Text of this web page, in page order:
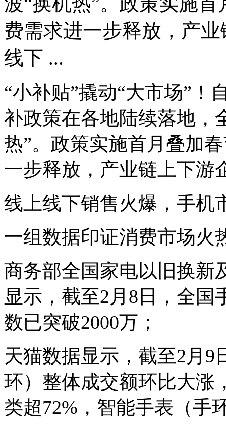
费需求进一步释放，产
线下 ...
“小补贴”撬动“大市场”！
补政策在各地陆续落地，
热”。政策实施首月叠加
一步释放，产业链上下游
线上线下销售火爆，手
一组数据印证消费市场火
商务部全国家电以旧换新
显示，截至2月8日，全
数已突破2000万；
天猫数据显示，截至2月9
环）整体成交额环比大涨
类超72%，智能手表（手